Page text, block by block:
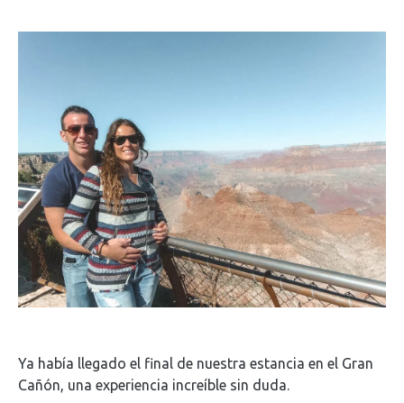
Ya había llegado el final de nuestra estancia en el Gran
Cañón, una experiencia increíble sin duda.